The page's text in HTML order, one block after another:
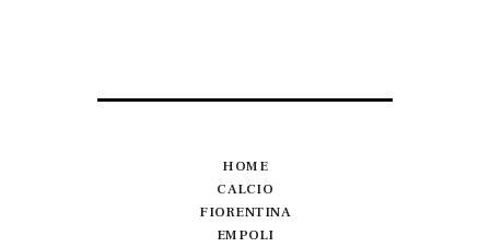
HOME
CALCIO
FIORENTINA
EMPOLI